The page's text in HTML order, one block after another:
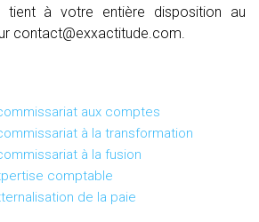
à votre entière disposition au
contact@exxactitude.com.
aux comptes
à la transformation
à la fusion
comptable
de la paie